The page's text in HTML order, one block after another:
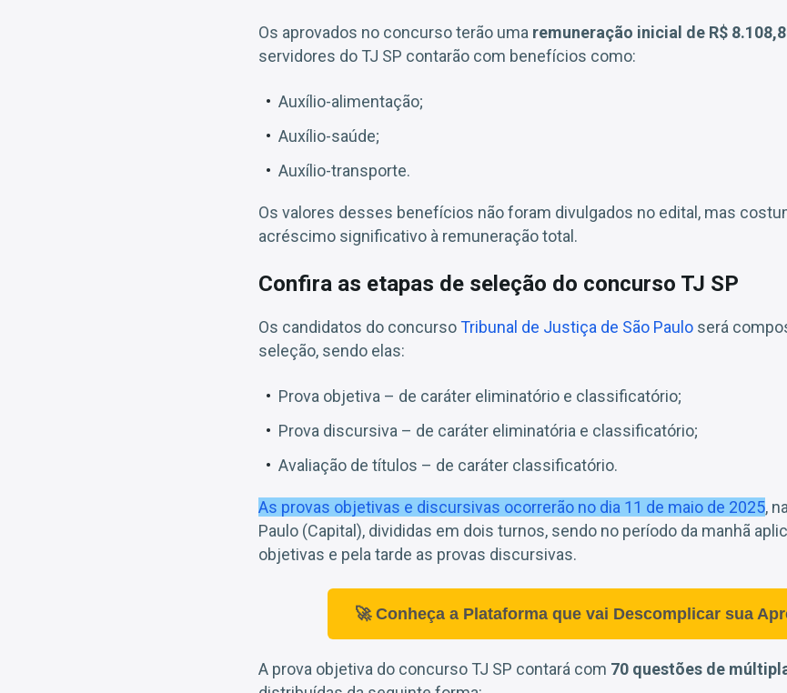
Os aprovados no concurso terão uma remuneração inicial de R$
servidores do TJ SP contarão com benefícios como:
Auxílio-alimentação;
Auxílio-saúde;
Auxílio-transporte.
Os valores desses benefícios não foram divulgados no edital, mas
acréscimo significativo à remuneração total.
Confira as etapas de seleção do concurso TJ SP
Os candidatos do concursoTribunal de Justiça de São Paulo será
seleção, sendo elas:
Prova objetiva – de caráter eliminatório e classificatório;
Prova discursiva – de caráter eliminatória e classificatório;
Avaliação de títulos – de caráter classificatório.
As provas objetivas e discursivas ocorrerão no dia 11 de maio de 2025,
Paulo (Capital), divididas em dois turnos, sendo no período da manhã
objetivas e pela tarde as provas discursivas.
🚀 Conheça a Plataforma que vai Descomplicar sua
A prova objetiva do concurso TJ SP contará com 70 questões de